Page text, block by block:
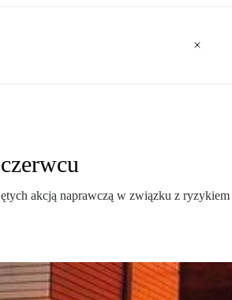
akcją naprawczą w związku z